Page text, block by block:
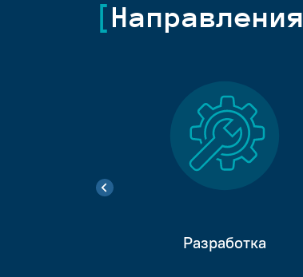
Направления
Разработка